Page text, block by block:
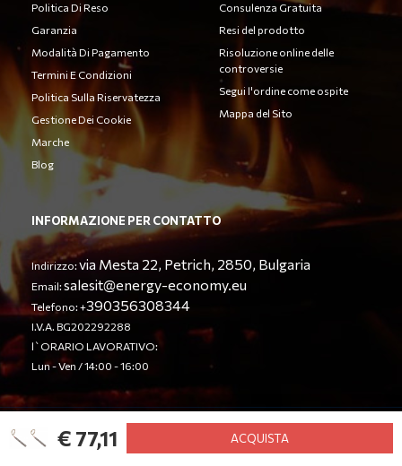
€ 77,11 ACQUISTA
Politica Di Reso
Garanzia
Modalità Di Pagamento
Termini E Condizioni
Politica Sulla Riservatezza
Gestione Dei Cookie
Marche
Blog
Consulenza Gratuita
Resi del prodotto
Risoluzione online delle
controversie
Segui l'ordine come ospite
Mappa del Sito
INFORMAZIONE PER CONTATTO
Indirizzo:via Mesta 22, Petrich, 2850, Bulgaria
Email:salesit@energy-economy.eu
Telefono: +390356308344
I.V.A. BG202292288
l`ORARIO LAVORATIVO:
Lun - Ven / 14:00 - 16:00
© Energy Economy LTD 2023. Tutti i diritti riservati.